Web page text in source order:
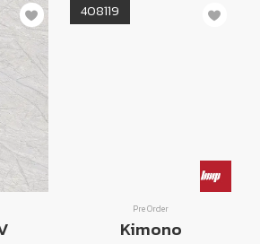
408119
Pre Order
Kimono